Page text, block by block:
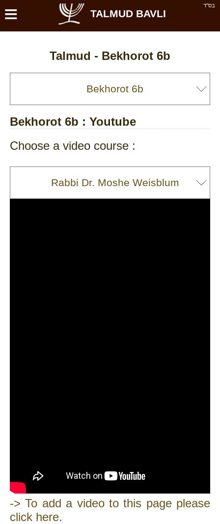
בס''ד ≡ TALMUD BAVLI
Talmud - Bekhorot 6b
Bekhorot 6b : Youtube
Choose a video course :
-> To add a video to this page please
click here.